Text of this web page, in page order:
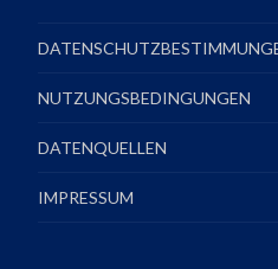
NUTZUNGSBEDINGUNGEN
DATENQUELLEN
IMPRESSUM